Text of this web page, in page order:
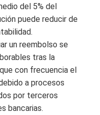
del 5% del
puede reducir de
un reembolso se
tras la
con frecuencia el
a procesos
por terceros
bancarias.